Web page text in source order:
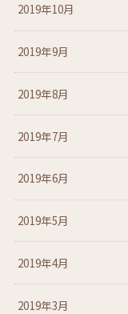
2019年10月
2019年9月
2019年8月
2019年7月
2019年6月
2019年5月
2019年4月
2019年3月